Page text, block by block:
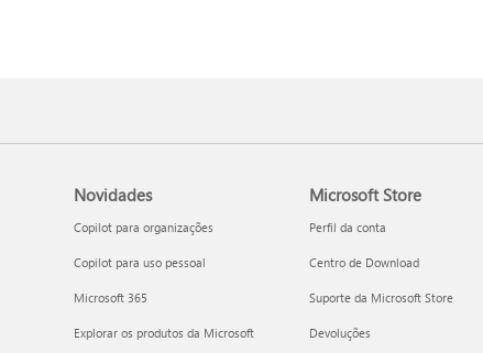
Novidades
Copilot para organizações
Copilot para uso pessoal
Microsoft 365
Explorar os produtos da Microsoft
Microsoft Store
Perfil da conta
Centro de Download
Suporte da Microsoft Store
Devoluções